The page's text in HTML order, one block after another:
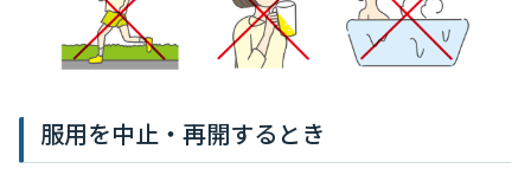
服用を中止・再開するとき